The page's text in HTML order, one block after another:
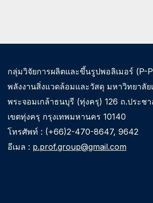
กลุ่มวิจัยการผลิตและขึ้นรูปพอลิเมอร์ (P-
พลังงานสิ่งแวดล้อมและวัสดุ มหาวิทยาลัย
พระจอมเกล้าธนบุรี (ทุ่งครุ) 126 ถ.ประช
เขตทุ่งครุ กรุงเทพมหานคร 10140
โทรศัพท์ : (+66)2-470-8647, 9642
อีเมล : p.prof.group@gmail.com